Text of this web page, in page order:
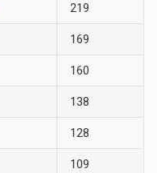
219
169
160
138
128
109